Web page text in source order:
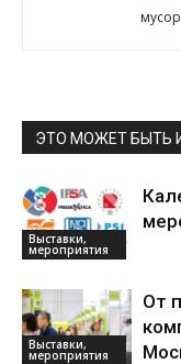
ЭТО МОЖЕТ БЫТЬ
Выставки,
мероприятия
Выставки,
мероприятия
От